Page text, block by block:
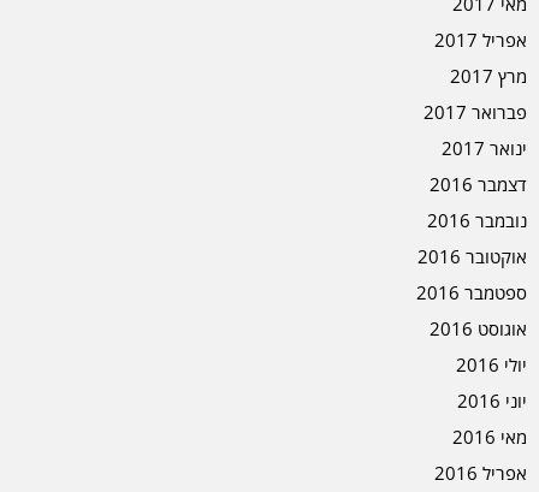
אפריל 2017
מרץ 2017
פברואר 2017
ינואר 2017
דצמבר 2016
נובמבר 2016
אוקטובר 2016
ספטמבר 2016
אוגוסט 2016
יולי 2016
יוני 2016
מאי 2016
אפריל 2016